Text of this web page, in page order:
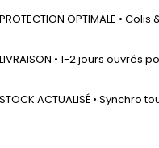
PROTECTION OPTIMALE •
LIVRAISON • 1-2 jours ouvrés
STOCK ACTUALISÉ • Synchro